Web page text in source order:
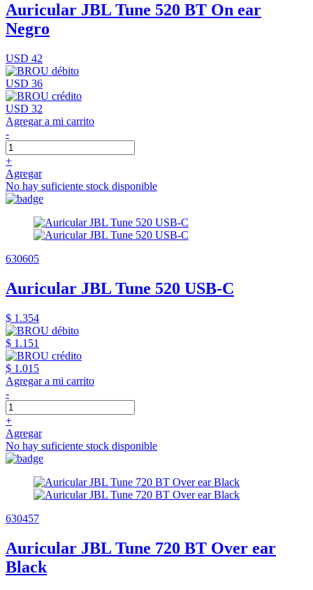
Auricular JBL Tune 520 BT On ear
Negro
USD 42
USD 36
USD 32
Agregar a mi carrito
-
+
Agregar
No hay suficiente stock disponible
630605
Auricular JBL Tune 520 USB-C
$ 1.354
$ 1.151
$ 1.015
Agregar a mi carrito
-
+
Agregar
No hay suficiente stock disponible
630457
Auricular JBL Tune 720 BT Over ear
Black